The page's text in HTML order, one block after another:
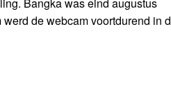
de webcam voortdurend in